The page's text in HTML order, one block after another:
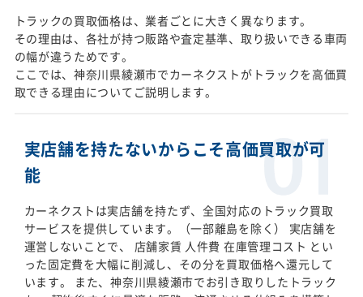
トラックの買取価格は、業者ごとに大きく異なります。
その理由は、各社が持つ販路や査定基準、取り扱いできる車両
の幅が違うためです。
ここでは、神奈川県綾瀬市でカーネクストがトラックを高価買
取できる理由についてご説明します。
実店舗を持たないからこそ高価買取が可
能
カーネクストは実店舗を持たず、全国対応のトラック買取
サービスを提供しています。（一部離島を除く） 実店舗を
運営しないことで、 店舗家賃 人件費 在庫管理コスト とい
った固定費を大幅に削減し、その分を買取価格へ還元して
います。 また、神奈川県綾瀬市でお引き取りしたトラック